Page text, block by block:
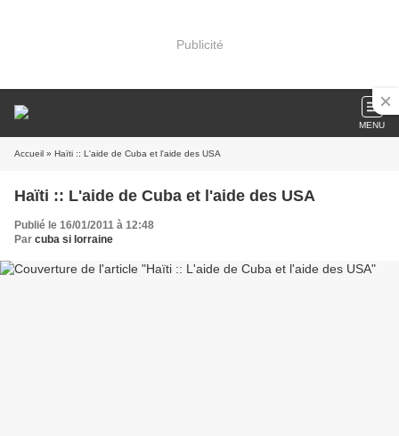
Publicité
MENU
Accueil » Haïti :: L'aide de Cuba et l'aide des USA
Haïti :: L'aide de Cuba et l'aide des USA
Publié le 16/01/2011 à 12:48
Par cuba si lorraine